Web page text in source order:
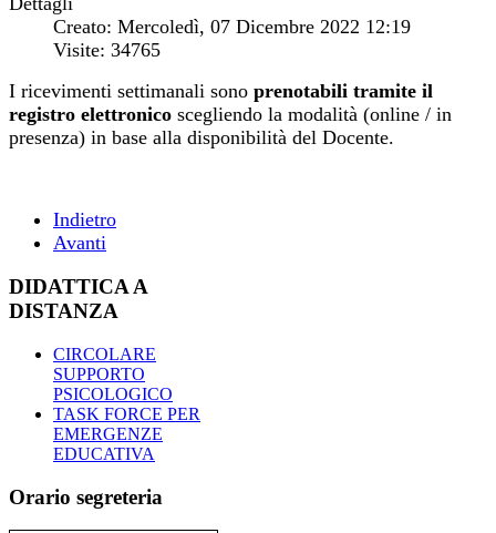
Creato: Mercoledì, 07 Dicembre 2022 12:19
Visite: 34765
I ricevimenti settimanali sono prenotabili tramite il
registro elettronico scegliendo la modalità (online / in
presenza) in base alla disponibilità del Docente.
Indietro
Avanti
DIDATTICA A
DISTANZA
CIRCOLARE
SUPPORTO
PSICOLOGICO
TASK FORCE PER
EMERGENZE
EDUCATIVA
Orario segreteria